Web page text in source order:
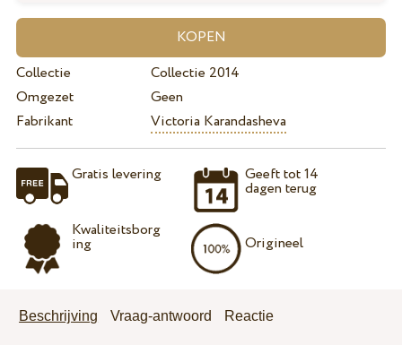
Collectie
Collectie 2014
Omgezet
Geen
Fabrikant
Victoria Karandasheva
Gratis levering
Kwaliteitsborg
ing
Geeft tot 14
dagen terug
Origineel
Beschrijving Vraag-antwoord Reactie